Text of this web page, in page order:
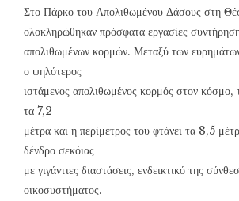
Στο Πάρκο του Απολιθωμένου Δάσους στη
ολοκληρώθηκαν πρόσφατα εργασίες
απολιθωμένων κορμών. Μεταξύ των
ο ψηλότερος
ιστάμενος απολιθωμένος κορμός στον κόσμο,
τα 7,2
μέτρα και η περίμετρος του φτάνει τα 8,5
δένδρο σεκόιας
με γιγάντιες διαστάσεις, ενδεικτικό της
οικοσυστήματος.